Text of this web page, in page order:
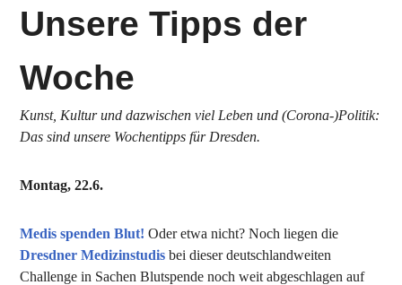
Unsere Tipps der
Woche
Kunst, Kultur und dazwischen viel Leben und (Corona-)Politik:
Das sind unsere Wochentipps für Dresden.
Montag, 22.6.
Medis spenden Blut! Oder etwa nicht? Noch liegen die
Dresdner Medizinstudis bei dieser deutschlandweiten
Challenge in Sachen Blutspende noch weit abgeschlagen auf